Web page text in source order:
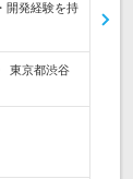
開発経験を持
東京都渋谷